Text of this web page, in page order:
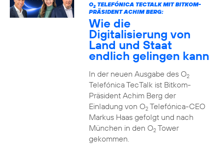
O2TELEFÓNICA TECTALK MIT BITKOM-
PRÄSIDENT ACHIM BERG:
Wie die
Digitalisierung von
Land und Staat
endlich gelingen kann
In der neuen Ausgabe des O2
Telefónica TecTalk ist Bitkom-
Präsident Achim Berg der
Einladung von O2Telefónica-CEO
Markus Haas gefolgt und nach
München in den O2Tower
gekommen.